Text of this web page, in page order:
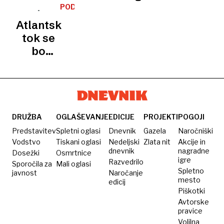
40 ali
50
stopinj
Celzija!«
presenetila segrevanja
Zemlji
grozi
»Godzilla
El
zastrašujoče
nastala
postale
ekstremne
PODNEBJE
Atlantski
tok se
bo
ustavil,
sušna
poletja
za
Evropo
DRUŽBA
Predstavitev
Vodstvo
Dosežki
Sporočila za
javnost
OGLAŠEVANJE
Spletni oglasi
Tiskani oglasi
Osmrtnice
Mali oglasi
EDICIJE
Dnevnik
Nedeljski
dnevnik
Razvedrilo
Naročanje
edicij
PROJEKTI
Gazela
Zlata nit
POGOJI
Naročniški
Akcije in
nagradne
igre
Spletno
mesto
Piškotki
Avtorske
pravice
Volilna